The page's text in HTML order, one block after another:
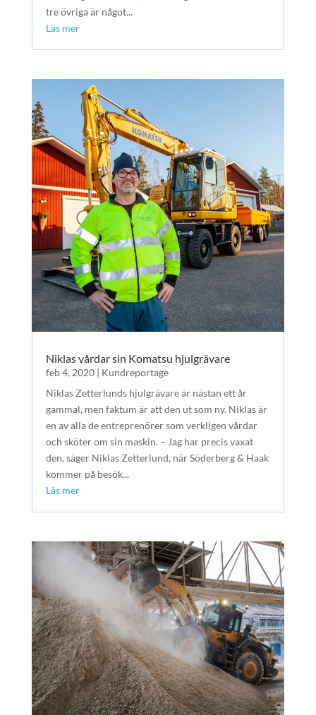
tre övriga är något...
Läs mer
Niklas vårdar sin Komatsu hjulgrävare
feb 4, 2020| Kundreportage
Niklas Zetterlunds hjulgrävare är nästan ett år
gammal, men faktum är att den ut som ny. Niklas är
en av alla de entreprenörer som verkligen vårdar
och sköter om sin maskin. – Jag har precis vaxat
den, säger Niklas Zetterlund, när Söderberg & Haak
kommer på besök...
Läs mer